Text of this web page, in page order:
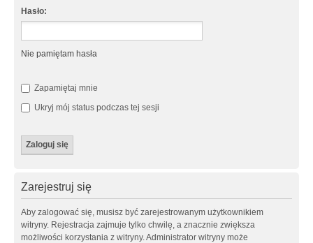
Hasło:
Nie pamiętam hasła
Zapamiętaj mnie
Ukryj mój status podczas tej sesji
Zarejestruj się
Aby zalogować się, musisz być zarejestrowanym użytkownikiem
witryny. Rejestracja zajmuje tylko chwilę, a znacznie zwiększa
możliwości korzystania z witryny. Administrator witryny może